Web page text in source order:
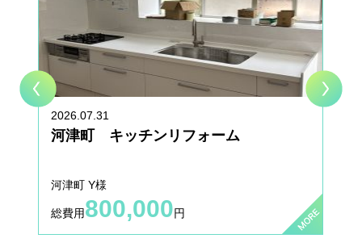
★☆9/9(土) イベント開催☆★ エネジン＆タカラ エコライ
フフェア2023
2022.04.04
施工事例
施工事例を更新いたしました。
2021.11.30
お知らせ
納期遅延のお知らせ
2026.07.31
河津町 キッチンリフォーム
河津町 Y様
総費用800,000円